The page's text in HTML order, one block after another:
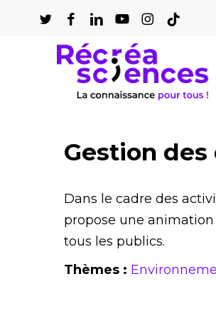
Gestion
Dans le cadre des
propose une
tous les publics.
Thèmes :